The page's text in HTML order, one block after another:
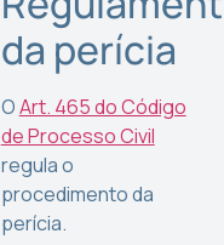
da perícia
OArt. 465 do Código
de Processo Civil
regula o
procedimento da
perícia.